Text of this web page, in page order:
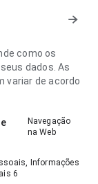
como os
dados. As
variar de acordo
Navegação
na Web
Informações
6